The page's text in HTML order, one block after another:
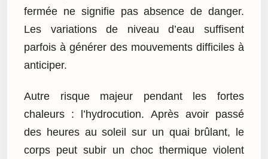
fermée ne signifie pas absence de danger.
Les variations de niveau d’eau suffisent
parfois à générer des mouvements difficiles à
anticiper.
Autre risque majeur pendant les fortes
chaleurs : l’hydrocution. Après avoir passé
des heures au soleil sur un quai brûlant, le
corps peut subir un choc thermique violent